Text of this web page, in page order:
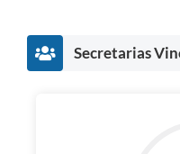
Secretarias